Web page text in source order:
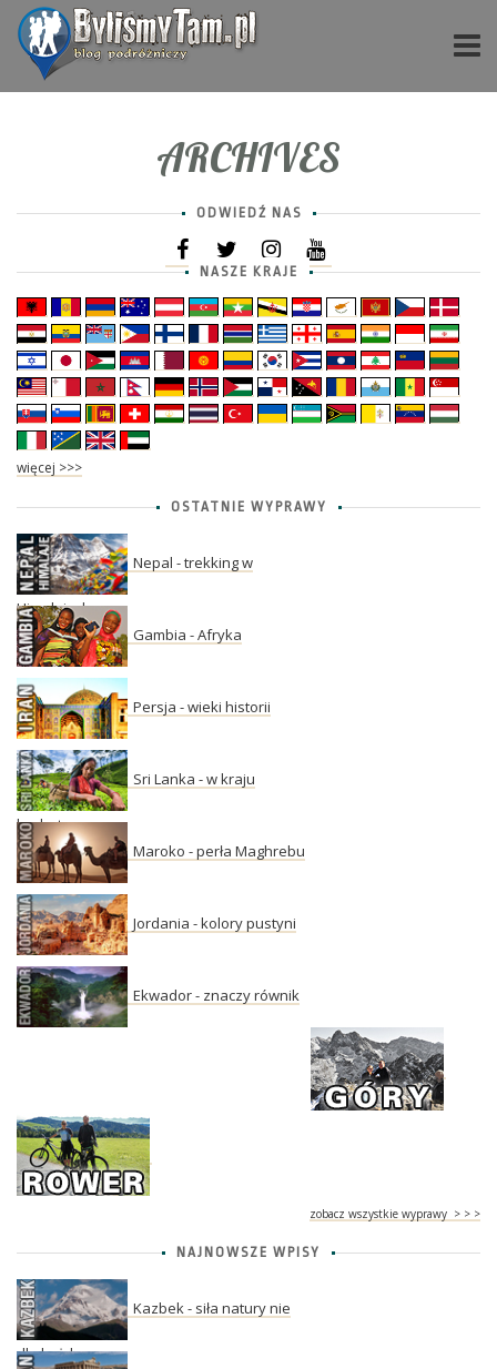
ARCHIVES
ODWIEDŹ NAS
NASZE KRAJE
więcej >>>
OSTATNIE WYPRAWY
Nepal - trekking w
Himalajach
Gambia - Afryka
Persja - wieki historii
Sri Lanka - w kraju
herbaty
Maroko - perła Maghrebu
Jordania - kolory pustyni
Ekwador - znaczy równik
zobacz wszystkie wyprawy > > >
NAJNOWSZE WPISY
Kazbek - siła natury nie
dla każdego